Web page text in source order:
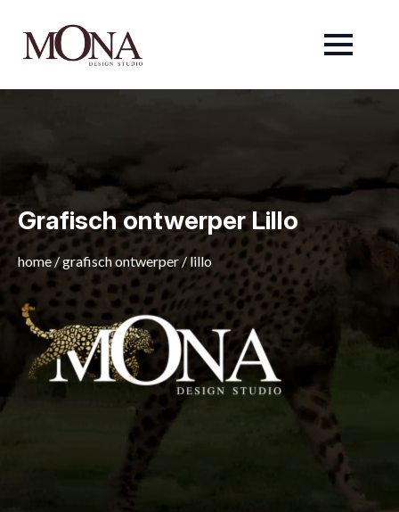
Grafisch ontwerper Lillo
home/grafisch ontwerper/ lillo